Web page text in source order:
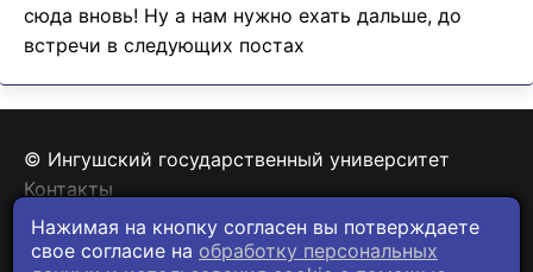
сюда вновь! Ну а нам нужно ехать дальше, до
встречи в следующих постах
© Ингушский государственный университет
Контакты
Политика конфиденциальности
Нажимая на кнопку согласен вы потверждаете
свое согласие на обработку персональных